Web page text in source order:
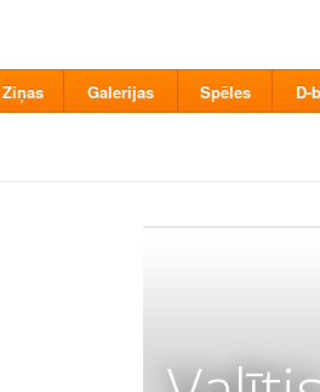
Ziņas Galerijas Spēles D-